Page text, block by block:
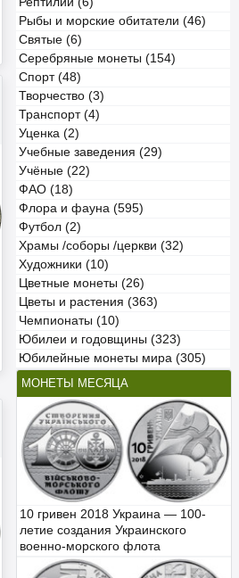
Рыбы и морские обитатели (46)
Святые (6)
Серебряные монеты (154)
Спорт (48)
Творчество (3)
Транспорт (4)
Уценка (2)
Учебные заведения (29)
Учёные (22)
ФАО (18)
Флора и фауна (595)
Футбол (2)
Храмы /соборы /церкви (32)
Художники (10)
Цветные монеты (26)
Цветы и растения (363)
Чемпионаты (10)
Юбилеи и годовщины (323)
Юбилейные монеты мира (305)
МОНЕТЫ МЕСЯЦА
10 гривен 2018 Украина — 100-
летие создания Украинского
военно-морского флота